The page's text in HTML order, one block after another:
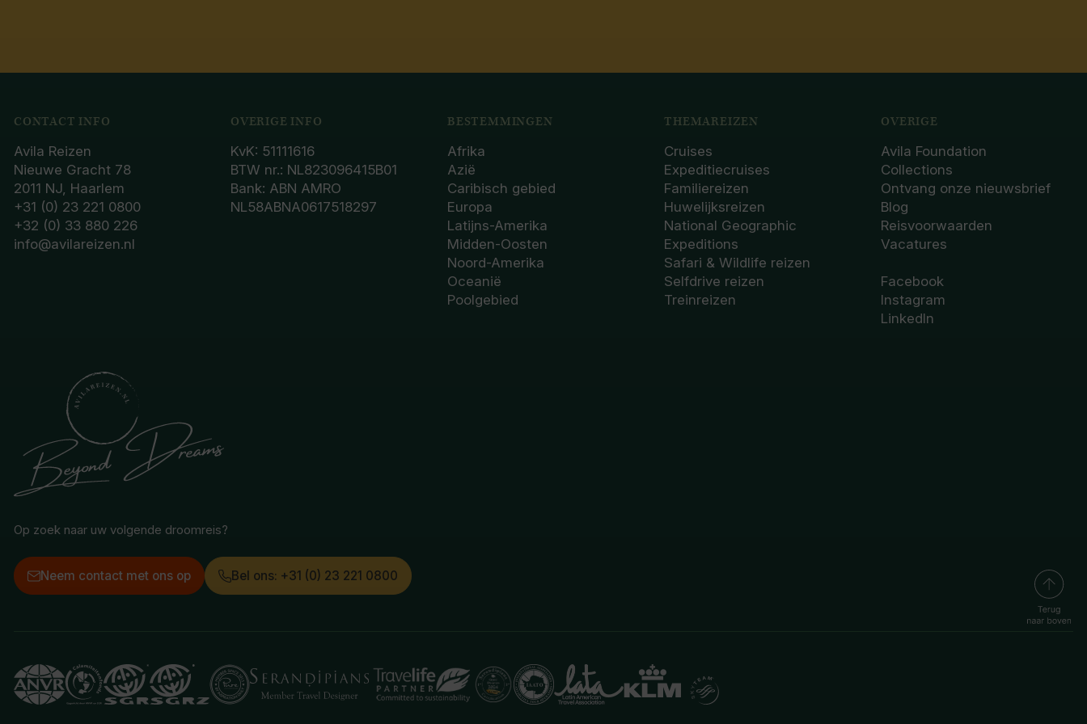
CONTACT INFO
Avila Reizen
Nieuwe Gracht 78
2011 NJ, Haarlem
+31 (0) 23 221 0800
+32 (0) 33 880 226
info@avilareizen.nl
OVERIGE INFO
KvK: 51111616
BTW nr.: NL823096415B01
Bank: ABN AMRO
NL58ABNA0617518297
BESTEMMINGEN
Afrika
Azië
Caribisch gebied
Europa
Latijns-Amerika
Midden-Oosten
Noord-Amerika
Oceanië
Poolgebied
THEMAREIZEN
Cruises
Expeditiecruises
Familiereizen
Huwelijksreizen
National Geographic
Expeditions
Safari & Wildlife reizen
Selfdrive reizen
Treinreizen
OVERIGE
Avila Foundation
Collections
Ontvang onze nieuwsbrief
Blog
Reisvoorwaarden
Vacatures
Facebook
Instagram
LinkedIn
Op zoek naar uw volgende droomreis?
Neem contact met ons op Bel ons: +31 (0) 23 221 0800